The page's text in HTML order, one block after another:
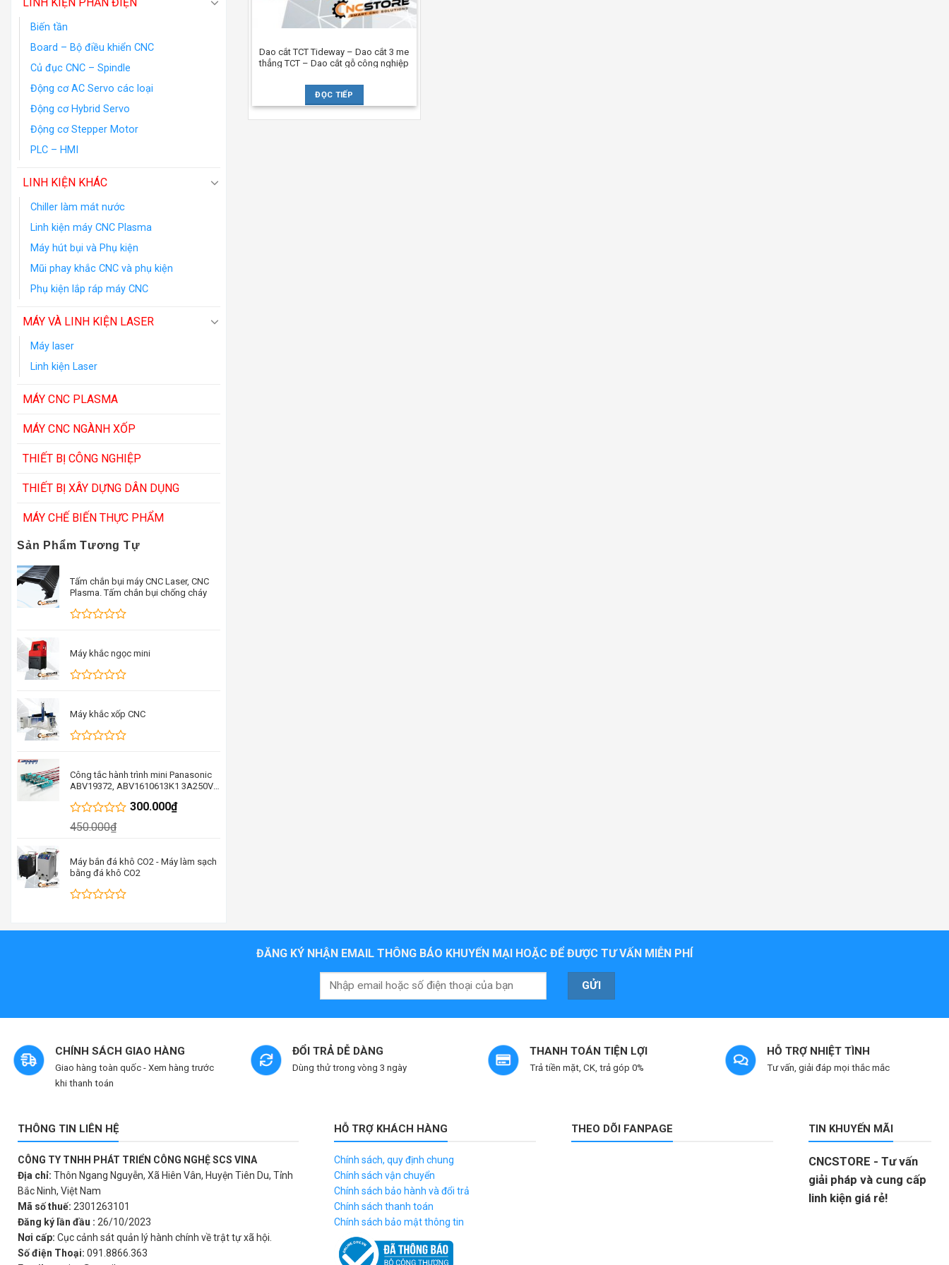
Biến tần
Board – Bộ điều khiển CNC
Củ đục CNC – Spindle
Động cơ AC Servo các loại
Động cơ Hybrid Servo
Động cơ Stepper Motor
PLC – HMI
LINH KIỆN KHÁC
Chiller làm mát nước
Linh kiện máy CNC Plasma
Máy hút bụi và Phụ kiện
Mũi phay khắc CNC và phụ kiện
Phụ kiện lắp ráp máy CNC
MÁY VÀ LINH KIỆN LASER
Máy laser
Linh kiện Laser
MÁY CNC PLASMA
MÁY CNC NGÀNH XỐP
THIẾT BỊ CÔNG NGHIỆP
THIẾT BỊ XÂY DỰNG DÂN DỤNG
MÁY CHẾ BIẾN THỰC PHẨM
Sản Phẩm Tương Tự
Tấm chắn bụi máy CNC Laser, CNC
Plasma. Tấm chắn bụi chống cháy
hạng
5
Máy khắc ngọc mini
hạng
5
Máy khắc xốp CNC
hạng
0
sao
Công tắc hành trình mini Panasonic
ABV19372, ABV1610613K1 3A250V
ABV19388FA
Được
0
5
300.000₫
450.000₫
Máy bắn đá khô CO2 - Máy làm sạch
bằng đá khô CO2
hạng
Dao cắt TCT Tideway – Dao cắt 3 me
thẳng TCT – Dao cắt gỗ công nghiệp
ĐỌC TIẾP
ĐĂNG KÝ NHẬN EMAIL THÔNG BÁO KHUYẾN MẠI HOẶC ĐỂ ĐƯỢC TƯ VẤN MIỄN PHÍ
CHÍNH SÁCH GIAO HÀNG
Giao hàng toàn quốc - Xem hàng trước
khi thanh toán
ĐỔI TRẢ DỄ DÀNG
Dùng thử trong vòng 3 ngày
THANH TOÁN TIỆN LỢI
Trả tiền mặt, CK, trả góp 0%
HỖ TRỢ NHIỆT TÌNH
Tư vấn, giải đáp mọi thắc mắc
THÔNG TIN LIÊN HỆ
CÔNG TY TNHH PHÁT TRIỂN CÔNG NGHỆ SCS VINA
Địa chỉ: Thôn Ngang Nguyễn, Xã Hiên Vân, Huyện Tiên Du, Tỉnh
Bắc Ninh, Việt Nam
Mã số thuế: 2301263101
Đăng ký lần đầu : 26/10/2023
Nơi cấp: Cục cảnh sát quản lý hành chính về trật tự xã hội.
Số điện Thoại: 091.8866.363
HỖ TRỢ KHÁCH HÀNG
Chính sách, quy định chung
Chính sách vận chuyển
Chính sách bảo hành và đổi trả
Chính sách thanh toán
Chính sách bảo mật thông tin
THEO DÕI FANPAGE TIN KHUYẾN MÃI
CNCSTORE - Tư vấn
giải pháp và cung cấp
linh kiện giá rẻ!